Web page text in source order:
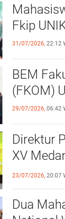
Fkip
31/07/2026, 22:12
BEM
29/07/2026, 06:42
Direktur
XV
23/07/2026, 20:07
Dua